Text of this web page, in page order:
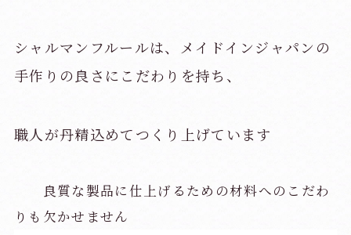
シャルマンフルールは、メイドインジャパンの
手作りの良さにこだわりを持ち、
職人が丹精込めてつくり上げています
良質な製品に仕上げるための材料へのこだわ
りも欠かせません